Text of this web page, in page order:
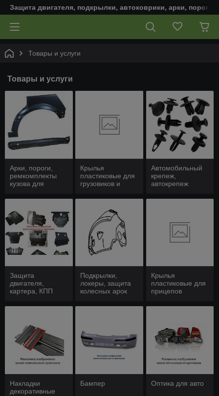
Защита двигателя, подкрылки, автоковрики, арки,
Товары и услуги
Товары и услуги
Арки, пороги,
ремкомплекты
кузова для
Крылья
пластиковые для
грузовиков и
авто
Автомобильный
крепеж,
автокрепеж
Защита
двигателя,
картера, КПП
Подкрылки,
локеры, защита
колесных арок
Крылья
пластиковые для
прицепов
Накладки
декоративные
Бампер Оптика для авто